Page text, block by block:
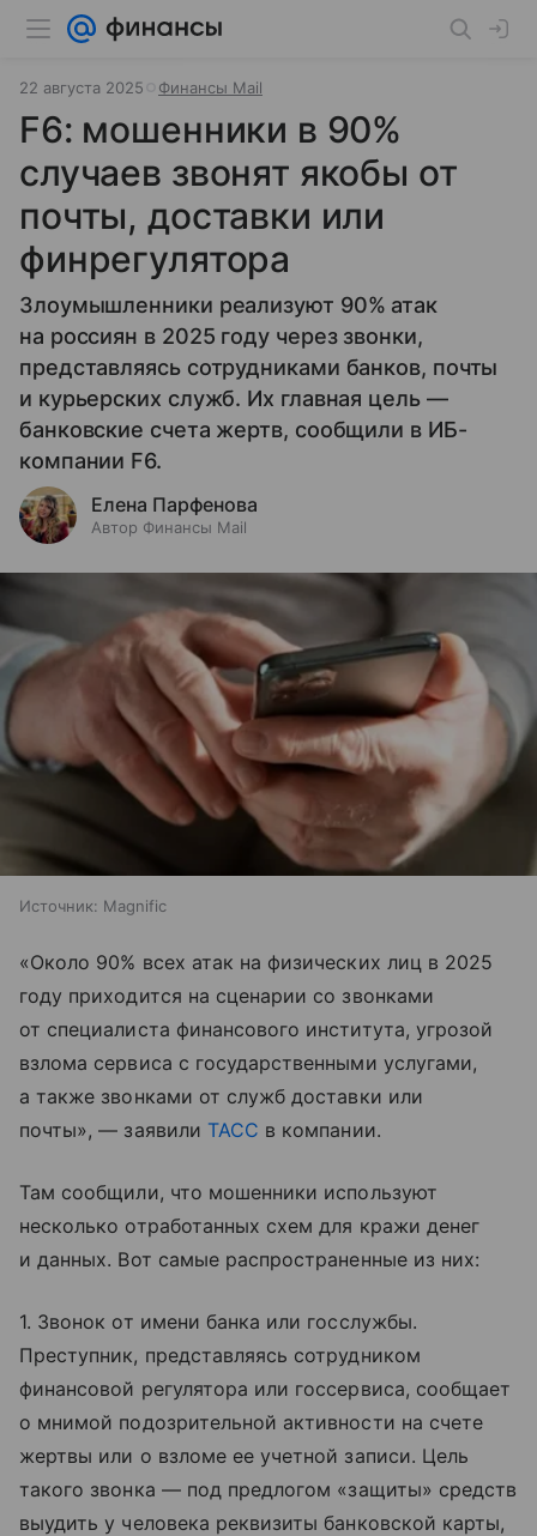
22 августа 2025 Финансы Mail
F6: мошенники в 90%
случаев звонят якобы от
почты, доставки или
финрегулятора
Злоумышленники реализуют 90% атак
на россиян в 2025 году через звонки,
представляясь сотрудниками банков, почты
и курьерских служб. Их главная цель —
банковские счета жертв, сообщили в ИБ-
компании F6.
Елена Парфенова
Автор Финансы Mail
Источник: Magnific
«Около 90% всех атак на физических лиц в 2025
году приходится на сценарии со звонками
от специалиста финансового института, угрозой
взлома сервиса с государственными услугами,
а также звонками от служб доставки или
почты», — заявили ТАСС в компании.
Там сообщили, что мошенники используют
несколько отработанных схем для кражи денег
и данных. Вот самые распространенные из них:
1. Звонок от имени банка или госслужбы.
Преступник, представляясь сотрудником
финансовой регулятора или госсервиса, сообщает
о мнимой подозрительной активности на счете
жертвы или о взломе ее учетной записи. Цель
такого звонка — под предлогом «защиты» средств
выудить у человека реквизиты банковской карты,